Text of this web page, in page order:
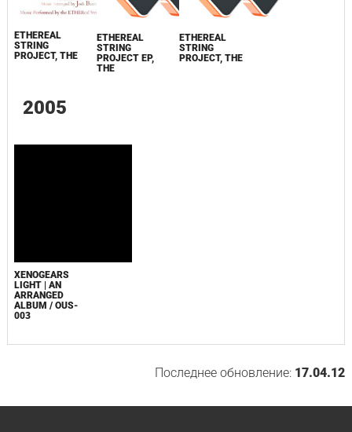
ETHEREAL
STRING
PROJECT, THE
ETHEREAL
STRING
PROJECT EP,
THE
ETHEREAL
STRING
PROJECT, THE
2005
XENOGEARS
LIGHT | AN
ARRANGED
ALBUM / OUS-
003
Последнее обновление: 17.04.12